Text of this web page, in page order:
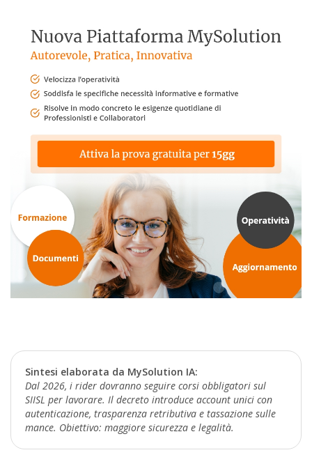
Sintesi elaborata da MySolution IA:
Dal 2026, i rider dovranno seguire corsi obbligatori sul
SIISL per lavorare. Il decreto introduce account unici con
autenticazione, trasparenza retributiva e tassazione sulle
mance. Obiettivo: maggiore sicurezza e legalità.